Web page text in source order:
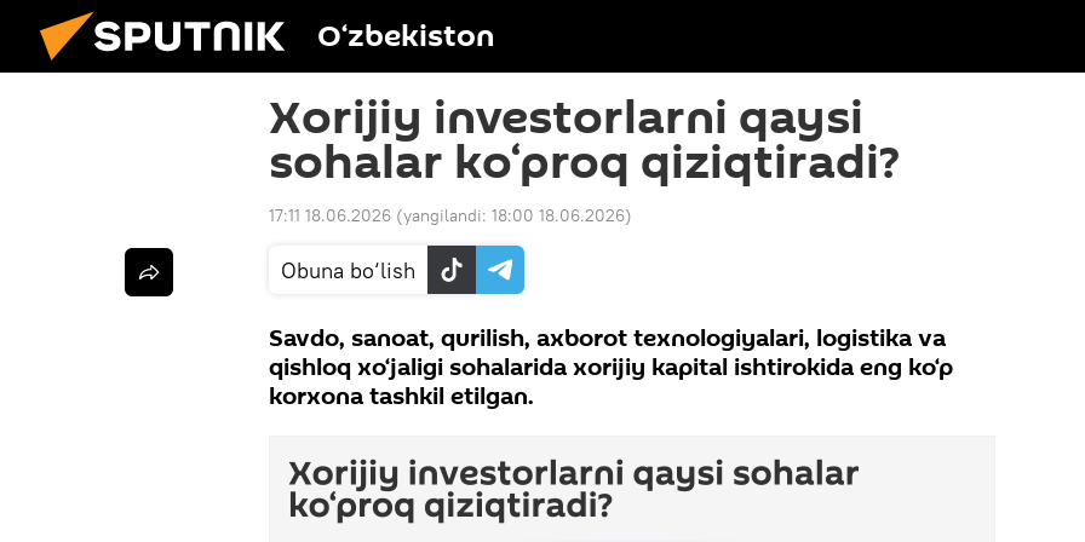
O‘zbekiston
Xorijiy investorlarni qaysi
sohalar ko‘proq qiziqtiradi?
17:11 18.06.2026 (yangilandi: 18:00 18.06.2026)
Obuna bo‘lish
Savdo, sanoat, qurilish, axborot texnologiyalari, logistika va
qishloq xo‘jaligi sohalarida xorijiy kapital ishtirokida eng ko‘p
korxona tashkil etilgan.